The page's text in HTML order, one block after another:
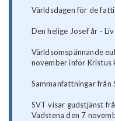
Världsdagen för de
Den helige Josef år -
Världsomspännande
november inför Kristus
Sammanfattningar från
SVT visar gudstjänst
Vadstena den 7